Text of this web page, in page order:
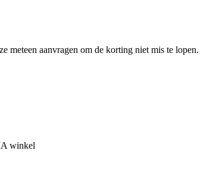
meteen aanvragen om de korting niet mis te lopen.
winkel